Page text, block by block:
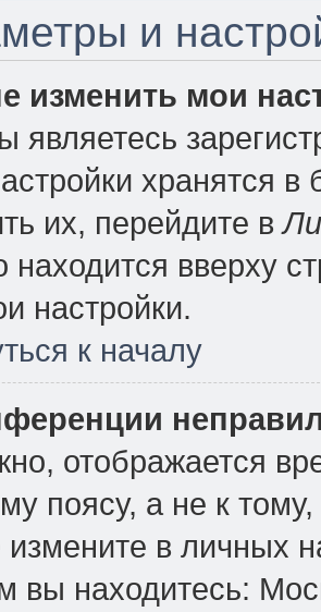
и
изменить мои
являетесь
хранятся
их, перейдите в
находится вверху
настройки.
к началу
отображается
поясу, а не к
измените в личных
вы находитесь: